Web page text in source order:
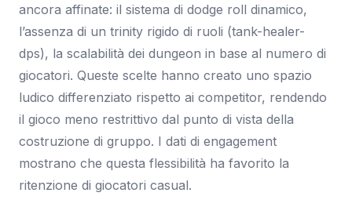
ancora affinate: il sistema di dodge roll dinamico,
l’assenza di un trinity rigido di ruoli (tank-healer-
dps), la scalabilità dei dungeon in base al numero di
giocatori. Queste scelte hanno creato uno spazio
ludico differenziato rispetto ai competitor, rendendo
il gioco meno restrittivo dal punto di vista della
costruzione di gruppo. I dati di engagement
mostrano che questa flessibilità ha favorito la
ritenzione di giocatori casual.